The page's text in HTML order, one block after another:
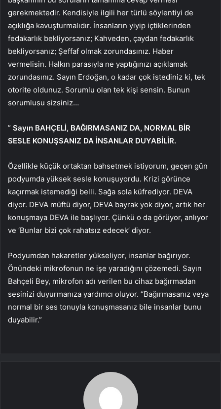
gerekmektedir. Kendisiyle ilgili her türlü söylentiyi de
açıklığa kavuşturmalıdır. İnsanların yiyip içtiklerinden
fedakarlık bekliyorsanız; Kahveden, çaydan fedakarlık
bekliyorsanız; Şeffaf olmak zorundasınız. Haber
vermelisin. Halkın parasıyla ne yaptığınızı açıklamak
zorundasınız. Sayın Erdoğan, o kadar çok istediniz ki, tek
otorite oldunuz. Sorumlu olan tek kişi sensin. Bunun
sorumlusu sizsiniz…
” Sayın BAHÇELİ, BAĞIRMASANIZ DA, NORMAL BİR
SESLE KONUŞSANIZ DA İNSANLAR DUYABİLİR.
Özellikle küçük ortaktan bahsetmek istiyorum, geçen gün
podyumda yüksek sesle konuşuyordu. Krizi görünce
kaçırmak istemediği belli. Sağa sola küfrediyor. DEVA
diyor. DEVA müftü diyor, DEVA bayrak yok diyor, artık her
konuşmaya DEVA ile başlıyor. Çünkü o da görüyor, anlıyor
ve ‘Bunlar bizi çok rahatsız edecek’ diyor.
Podyumdan hakaretler yükseliyor, insanlar bağırıyor.
Önündeki mikrofonun ne işe yaradığını çözemedi. Sayın
Bahçeli Bey, mikrofon adı verilen bu cihaz bağırmadan
sesinizi duyurmanıza yardımcı oluyor. “Bağırmasanız veya
normal bir ses tonuyla konuşmasanız bile insanlar bunu
duyabilir.”